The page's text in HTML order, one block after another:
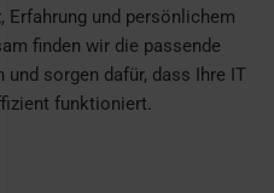
Erfahrung und persönlichem
finden wir die passende
sorgen dafür, dass Ihre IT
funktioniert.